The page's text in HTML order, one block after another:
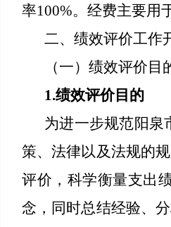
率100%。经费主要用
二、绩效评价工作
（一）绩效评价目
1.绩效评价目的
为进一步规范阳泉
策、法律以及法规的
评价，科学衡量支出
念，同时总结经验、